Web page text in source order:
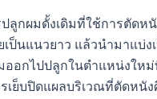
ลูกผมดั้งเดิมที่ใช้การตัดห
ป็นแนวยาว แล้วนำมาแบ่ง
ออกไปปลูกในตำแหน่งให
เย็บปิดแผลบริเวณที่ตัดหนั